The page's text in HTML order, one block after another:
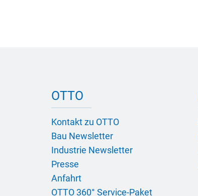
OTTO
Kontakt zu OTTO
Bau Newsletter
Industrie Newsletter
Presse
Anfahrt
OTTO 360° Service-Paket